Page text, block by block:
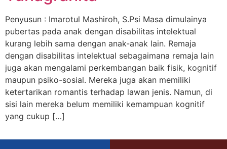
Penyusun : Imarotul Mashiroh, S.Psi Masa dimulainya
pubertas pada anak dengan disabilitas intelektual
kurang lebih sama dengan anak-anak lain. Remaja
dengan disabilitas intelektual sebagaimana remaja lain
juga akan mengalami perkembangan baik fisik, kognitif
maupun psiko-sosial. Mereka juga akan memiliki
ketertarikan romantis terhadap lawan jenis. Namun, di
sisi lain mereka belum memiliki kemampuan kognitif
yang cukup […]